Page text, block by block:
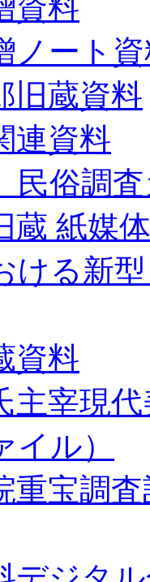
資料
ノート
旧蔵資料
連資料
俗調査
蔵 紙媒
ける新
資料
主宰現
イル）
重宝調